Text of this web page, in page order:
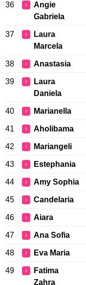
36 ♀
Angie
Gabriela
37 ♀
Laura
Marcela
38 ♀ Anastasia
39 ♀
Laura
Daniela
40 ♀ Marianella
41 ♀ Aholibama
42 ♀ Mariangeli
43 ♀ Estephania
44 ♀ Amy Sophia
45 ♀ Candelaria
46 ♀ Aiara
47 ♀ Ana Sofia
48 ♀ Eva Maria
49 ♀
Fatima
Zahra